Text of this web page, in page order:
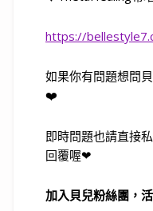
https://
如果你有問題想問
❤️
即時問題也請直接
回覆喔❤
加入貝兒粉絲團，